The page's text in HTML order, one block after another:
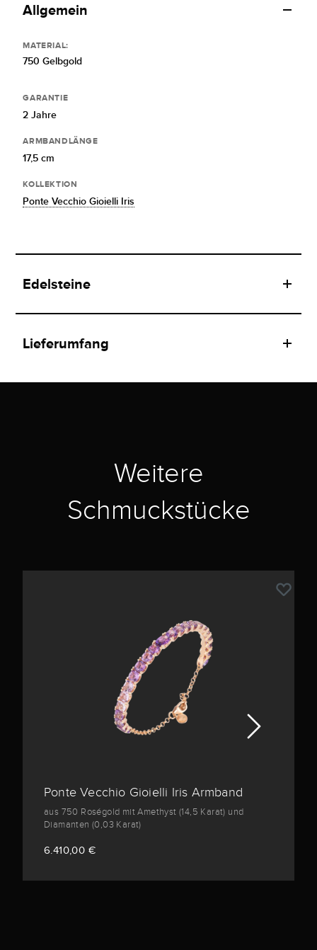
Allgemein
MATERIAL:
750 Gelbgold
GARANTIE
2 Jahre
ARMBANDLÄNGE
17,5 cm
KOLLEKTION
Ponte Vecchio Gioielli Iris
Edelsteine
Lieferumfang
Weitere
Schmuckstücke
Ponte Vecchio Gioielli Iris Armband
aus 750 Roségold mit Amethyst (14,5 Karat) und
Diamanten (0,03 Karat)
6.410,00 €